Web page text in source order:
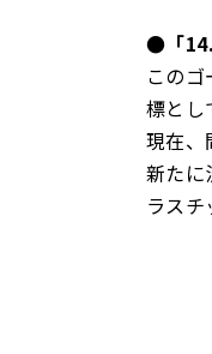
●「14.
この
標とし
現在、
新たに
ラスチ